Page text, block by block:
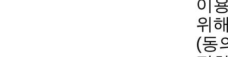
이
위
(동